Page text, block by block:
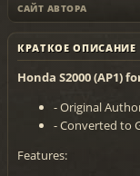
САЙТ АВТОРА
КРАТКОЕ ОПИСАНИЕ
Honda S2000 (AP1)
- Original
- Converted to
Features: